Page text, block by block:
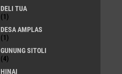
DELI TUA
(1)
DESA AMPLAS
(1)
GUNUNG SITOLI
(4)
HINAI